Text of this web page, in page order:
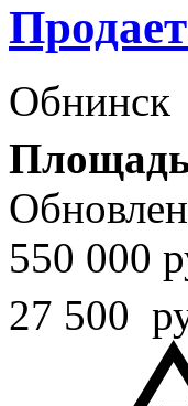
Обнинск
550 000
27 500